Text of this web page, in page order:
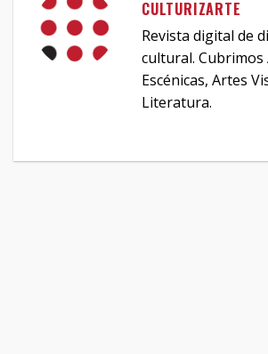
CULTURIZARTE
Revista digital de
cultural. Cubrimos
Escénicas, Artes
Literatura.